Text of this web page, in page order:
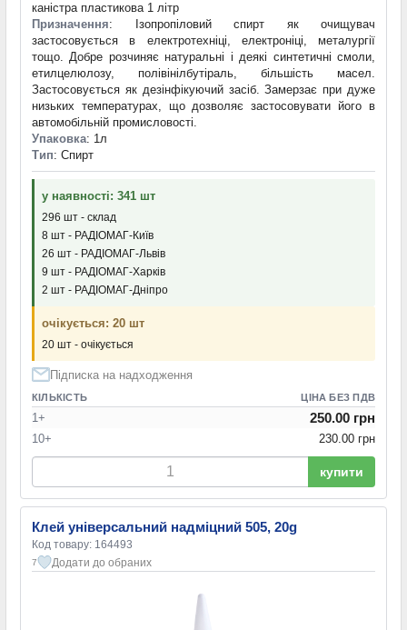
каністра пластикова 1 літр
Призначення: Ізопропіловий спирт як очищувач
застосовується в електротехніці, електроніці, металургії
тощо. Добре розчиняє натуральні і деякі синтетичні смоли,
етилцелюлозу, полівінілбутіраль, більшість масел.
Застосовується як дезінфікуючий засіб. Замерзає при дуже
низьких температурах, що дозволяє застосовувати його в
автомобільній промисловості.
Упаковка: 1л
Тип: Спирт
у наявності: 341 шт
296 шт - склад
8 шт - РАДІОМАГ-Київ
26 шт - РАДІОМАГ-Львів
9 шт - РАДІОМАГ-Харків
2 шт - РАДІОМАГ-Дніпро
очікується: 20 шт
20 шт - очікується
Підписка на надходження
КІЛЬКІСТЬ ЦІНА БЕЗ ПДВ
1+ 250.00 грн
10+ 230.00 грн
купити
Клей універсальний надміцний 505, 20g
Код товару: 164493
7 Додати до обраних